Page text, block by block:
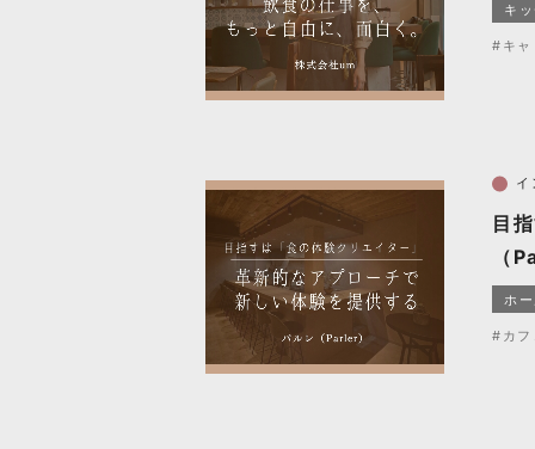
キ
#キャ
イ
目
（
ホ
#カフ